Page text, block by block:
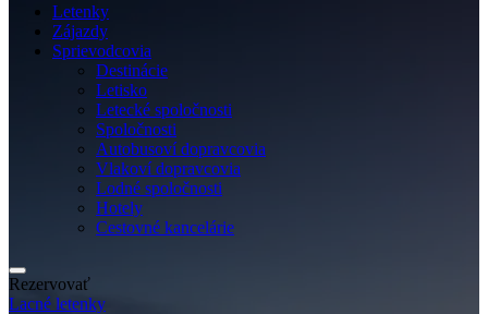
Letenky
Zájazdy
Sprievodcovia
Destinácie
Letisko
Letecké spoločnosti
Spoločnosti
Autobusoví dopravcovia
Vlakoví dopravcovia
Lodné spoločnosti
Hotely
Cestovné kancelárie
Rezervovať
Lacné letenky